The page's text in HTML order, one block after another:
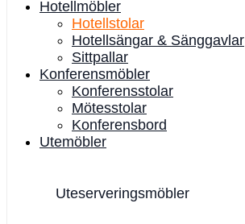
Hotellmöbler
Hotellstolar
Hotellsängar & Sänggavlar
Sittpallar
Konferensmöbler
Konferensstolar
Mötesstolar
Konferensbord
Utemöbler
Uteserveringsmöbler